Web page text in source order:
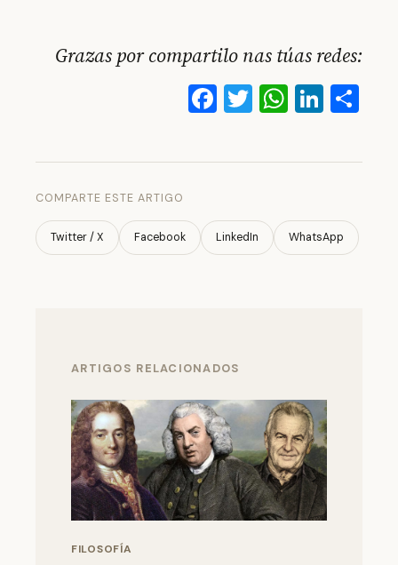
Grazas por compartilo nas túas redes:
Facebook
Twitter
COMPARTE ESTE ARTIGO
Twitter / X Facebook LinkedIn WhatsApp
ARTIGOS RELACIONADOS
FILOSOFÍA